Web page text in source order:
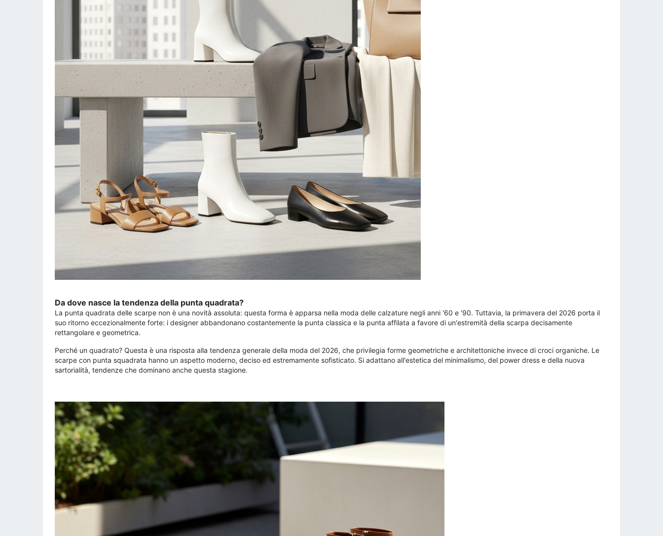
Da dove nasce la tendenza della punta quadrata?
La punta quadrata delle scarpe non è una novità assoluta: questa forma è apparsa nella moda delle calzature negli anni '60 e '90. Tuttavia, la primavera del 2026 porta il
suo ritorno eccezionalmente forte: i designer abbandonano costantemente la punta classica e la punta affilata a favore di un'estremità della scarpa decisamente
rettangolare e geometrica.
Perché un quadrato? Questa è una risposta alla tendenza generale della moda del 2026, che privilegia forme geometriche e architettoniche invece di croci organiche. Le
scarpe con punta squadrata hanno un aspetto moderno, deciso ed estremamente sofisticato. Si adattano all'estetica del minimalismo, del power dress e della nuova
sartorialità, tendenze che dominano anche questa stagione.